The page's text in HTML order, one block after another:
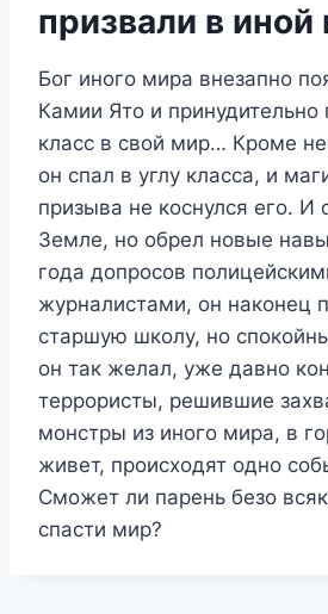
призвали в
Бог иного мира внезапно
Камии Ято и принудительно
класс в свой мир… Кроме
он спал в углу класса, и
призыва не коснулся его. И
Земле, но обрел новые
года допросов
журналистами, он наконец
старшую школу, но
он так желал, уже давно
террористы, решившие
монстры из иного мира, в
живет, происходят одно
Сможет ли парень безо
спасти мир?